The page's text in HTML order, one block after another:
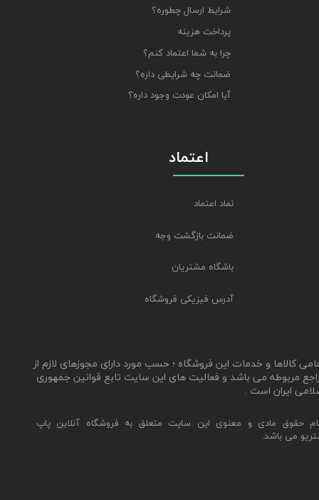
شرایط ارسال چطوره؟
پرداخت هزینه
چرا به شما اعتماد کنم؟
ضمانت چه شرایطی داره؟
آیا امکان عودت وجود داره؟
حقوق مادی و معنوی این سایت متعلق به فروشگاه آنلاین پاپ
می باشد.
اعتماد
نماد اعتماد
ضمانت بازگشت وجه
باشگاه مشتریان
آدرس فیزیکی فروشگاه
کالاها و خدمات این فروشگاه ؛ حسب مورد دارای مجوزهای لازم از
مربوطه می باشد و فعالیت های این سایت تابع قوانین جمهوری
ایران است .